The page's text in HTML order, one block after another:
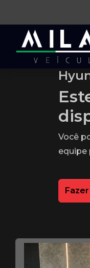
Você
equipe